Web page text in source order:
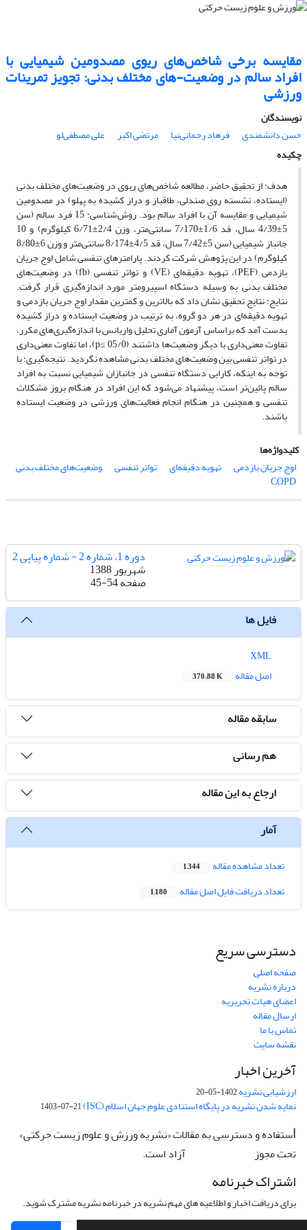
مقایسه برخی شاخص‌های ریوی مصدومین شیمیایی با
افراد سالم در وضعیت-های مختلف بدنی: تجویز تمرینات
ورزشی
نویسندگان
حسن دانشمندی
فرهاد رحمانی‌نیا مرتضی اکبر
علی مصطفی‌لو
چکیده
هدف: از تحقیق حاضر، مطالعه شاخص‌های ریوی در وضعیت‌های مختلف بدنی
(ایستاده، نشسته روی صندلی، طاقباز و دراز کشیده به پهلو) در مصدومین
شیمیایی و مقایسه آن با افراد سالم بود. روش‌شناسی: 15 فرد سالم (سن
5±4/39 سال، قد 1/6±7/170 سانتی‌متر، وزن 2/4±6/71 کیلوگرم) و 10
جانباز شیمیایی (سن 5±7/42 سال، قد 4/5±8/174 سانتی‌متر و وزن 6±8/80
کیلوگرم) در این پژوهش شرکت کردند. پارامترهای تنفسی شامل اوج جریان
بازدمی (PEF)، تهویه دقیقه‌ای (VE) و تواتر تنفسی (fb) در وضعیت‌های
مختلف بدنی به وسیله دستگاه اسپیرومتر مورد اندازه‌گیری قرار گرفت.
نتایج: نتایج تحقیق نشان داد که بالاترین و کمترین مقدار اوج جریان بازدمی و
تهویه دقیقه‌ای در هر دو گروه، به ترتیب در وضعیت ایستاده و دراز کشیده
بدست آمد که براساس آزمون آماری تحلیل واریانس با اندازه‌گیری‌های مکرر،
تفاوت معنی‌داری با دیگر وضعیت‌ها داشتند (05/0 ≥p)، اما تفاوت معنی‌داری
در تواتر تنفسی بین وضعیت‌های مختلف بدنی مشاهده نگردید. نتیجه‌گیری: با
توجه به اینکه، کارایی دستگاه تنفسی در جانبازان شیمیایی نسبت به افراد
سالم پائین‌تر است، پیشنهاد می‌شود که این افراد در هنگام بروز مشکلات
تنفسی و همچنین در هنگام انجام فعالیت‌های ورزشی در وضعیت ایستاده
باشند.
کلیدواژه‌ها
اوج جریان بازدمی
تهویه دقیقه‌ای تواتر تنفسی وضعیت‌های مختلف بدنی
COPD
دوره 1، شماره 2 - شماره پیاپی 2
شهریور 1388
صفحه45-54
فایل ها
اصل مقاله
370.88 K
سابقه مقاله
هم رسانی
ارجاع به این مقاله
آمار
تعداد مشاهده مقاله 1,344
تعداد دریافت فایل اصل مقاله 1,180
دسترسی سریع
صفحه اصلی
درباره نشریه
اعضای هیات تحریریه
ارسال مقاله
تماس با ما
نقشه سایت
آخرین اخبار
ارزشیابی نشریه1402-05-20
نمایه شدن نشریه در پایگاه استنادی علوم جهان اسلام (ISC) 1403-07-21
ستفاده و دسترسی به مقالات «نشریه ورزش و علوم زیست حرکتی»
تحت مجوز
آزاد است.
اشتراک خبرنامه
برای دریافت اخبار و اطلاعیه های مهم نشریه در خبرنامه نشریه مشترک شوید.